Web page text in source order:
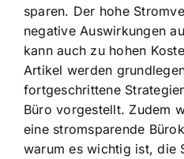
sparen. Der hohe
negative Auswirkungen
kann auch zu hohen
Artikel werden
fortgeschrittene
Büro vorgestellt. Zudem
eine stromsparende
warum es wichtig ist, die